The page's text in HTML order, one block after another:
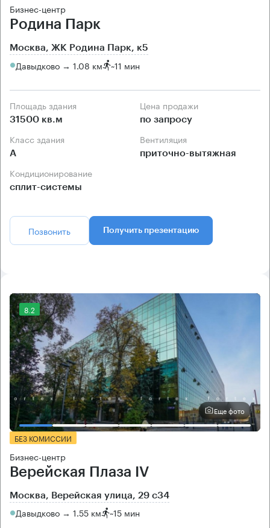
Бизнес-центр
Родина Парк
Москва, ЖК Родина Парк, к5
Давыдково → 1.08 км ~11 мин
Площадь здания
31500 кв.м
Цена продажи
по запросу
Класс здания
А
Вентиляция
приточно-вытяжная
Кондиционирование
сплит-системы
Позвонить Получить презентацию
8.2
Еще фото
БЕЗ КОМИССИИ
Бизнес-центр
Верейская Плаза IV
Москва, Верейская улица, 29 с34
Давыдково → 1.55 км ~15 мин